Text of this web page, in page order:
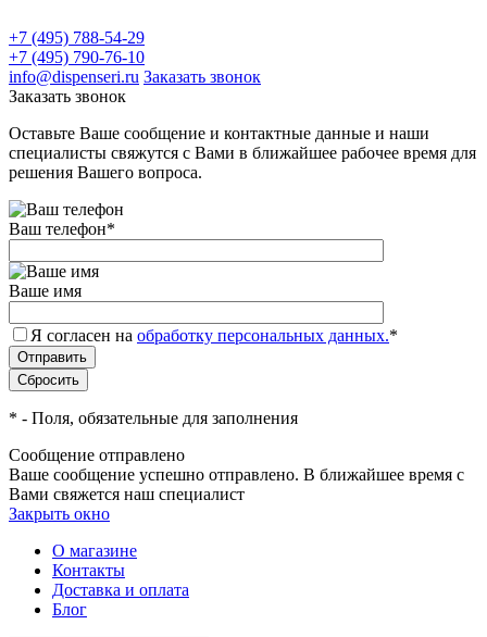
+7 (495) 788-54-29
+7 (495) 790-76-10
info@dispenseri.ru Заказать звонок
Заказать звонок
Оставьте Ваше сообщение и контактные данные и наши
специалисты свяжутся с Вами в ближайшее рабочее время для
решения Вашего вопроса.
Ваш телефон*
Ваше имя
Я согласен на обработку персональных данных.*
* - Поля, обязательные для заполнения
Сообщение отправлено
Ваше сообщение успешно отправлено. В ближайшее время с
Вами свяжется наш специалист
Закрыть окно
О магазине
Контакты
Доставка и оплата
Блог